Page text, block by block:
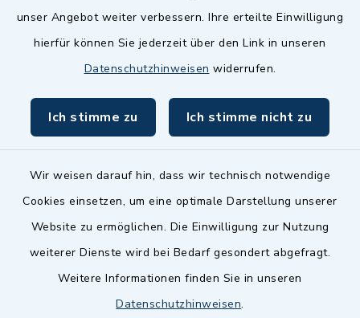
unser Angebot weiter verbessern. Ihre erteilte Einwilligung
hierfür können Sie jederzeit über den Link in unseren
Datenschutzhinweisen widerrufen.
Ich stimme zu Ich stimme nicht zu
Wir weisen darauf hin, dass wir technisch notwendige
Cookies einsetzen, um eine optimale Darstellung unserer
Website zu ermöglichen. Die Einwilligung zur Nutzung
weiterer Dienste wird bei Bedarf gesondert abgefragt.
Weitere Informationen finden Sie in unseren
Datenschutzhinweisen.
Zenngrund Allianz
Dillenberggruppe
inixmedia GmbH
Barrierefreiheit